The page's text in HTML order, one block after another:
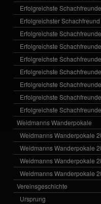
Erfolgreichste
Erfolgreichster
Erfolgreichste
Erfolgreichste
Erfolgreichste
Erfolgreichste
Erfolgreichste
Erfolgreichste
Erfolgreichste
Weidmanns Wanderpokale
Weidmanns Wanderpokale
Weidmanns Wanderpokale
Weidmanns Wanderpokale
Weidmanns Wanderpokale
Vereinsgeschichte
Ursprung